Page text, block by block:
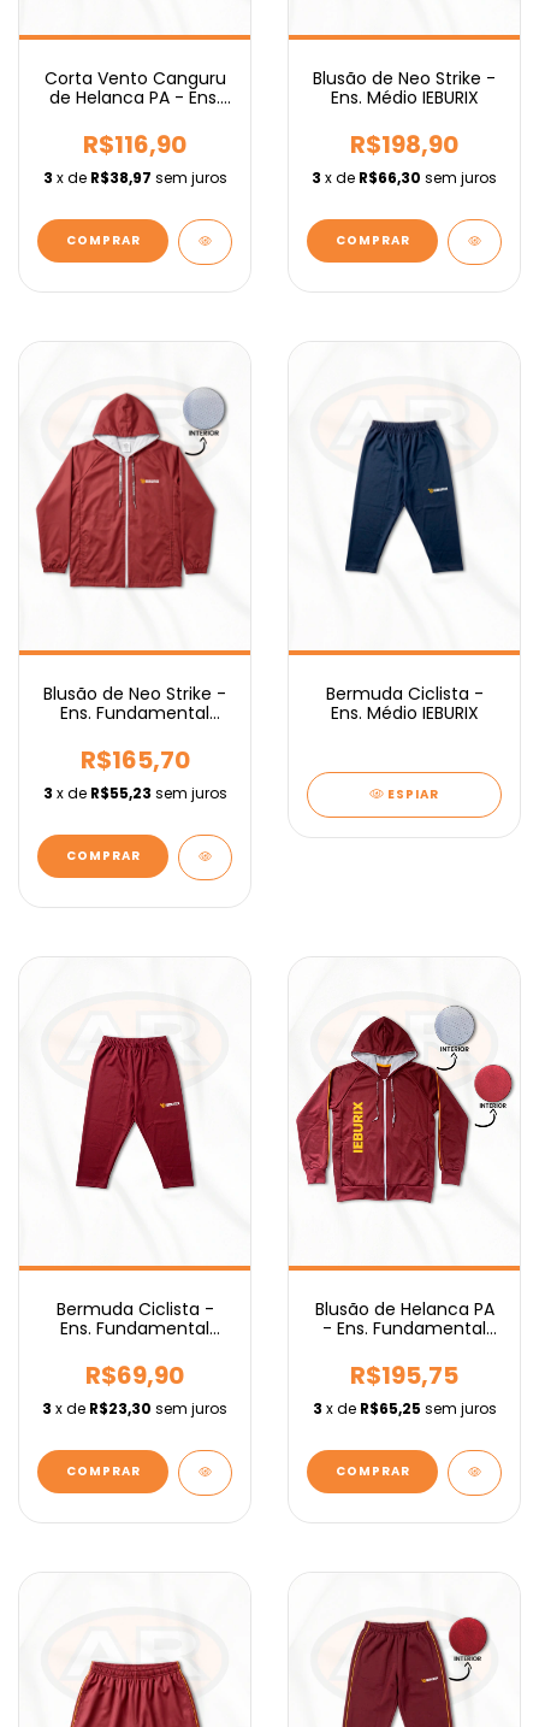
Corta Vento Canguru
de Helanca PA - Ens.
R$116,90
3 x de R$38,97 sem juros
COMPRAR
Blusão de Neo Strike -
Ens. Médio IEBURIX
R$198,90
3 x de R$66,30 sem juros
COMPRAR
Blusão de Neo Strike -
Ens. Fundamental
R$165,70
3 x de R$55,23 sem juros
COMPRAR
Bermuda Ciclista -
Ens. Médio IEBURIX
ESPIAR
Bermuda Ciclista -
Ens. Fundamental
R$69,90
3 x de R$23,30 sem juros
COMPRAR
Blusão de Helanca PA
- Ens. Fundamental
R$195,75
3 x de R$65,25 sem juros
COMPRAR